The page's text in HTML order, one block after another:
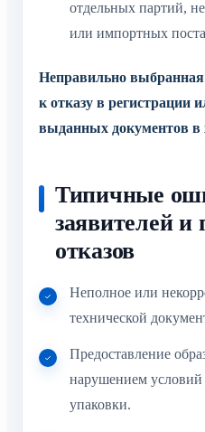
отдельных партий,
или импортных
Неправильно
к отказу в регистрации
выданных документов в
Типичные
заявителей и
отказов
Неполное или
технической
Предоставление
нарушением условий
упаковки.